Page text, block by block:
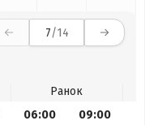
7/14
Ранок
06:00 09:00